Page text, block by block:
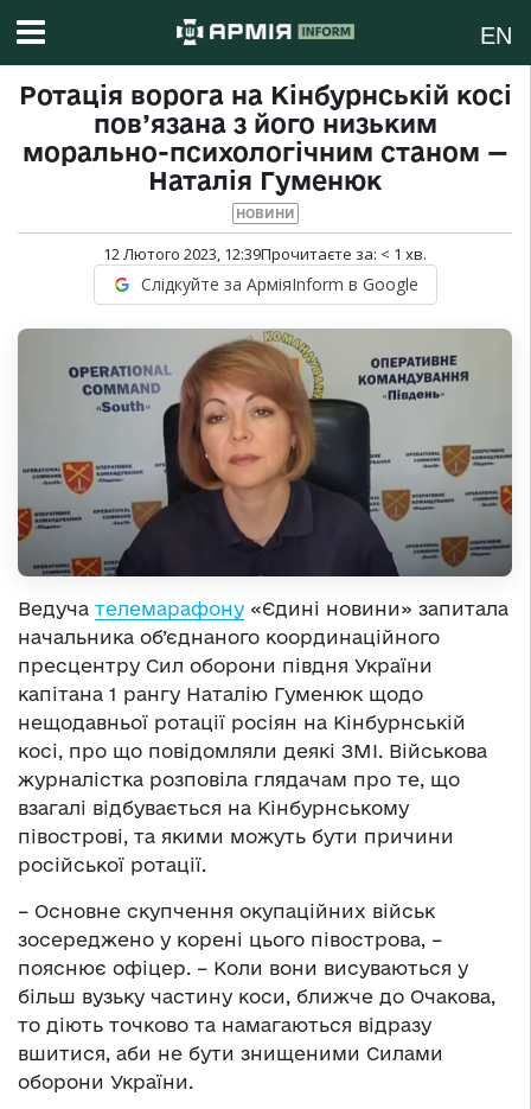
EN
Ротація ворога на Кінбурнській косі
пов’язана з його низьким
морально-психологічним станом —
Наталія Гуменюк
НОВИНИ
12 Лютого 2023, 12:39Прочитаєте за: < 1 хв.
Слідкуйте за АрміяInform в Google
Ведуча телемарафону «Єдині новини» запитала
начальника об’єднаного координаційного
пресцентру Сил оборони півдня України
капітана 1 рангу Наталію Гуменюк щодо
нещодавньої ротації росіян на Кінбурнській
косі, про що повідомляли деякі ЗМІ. Військова
журналістка розповіла глядачам про те, що
взагалі відбувається на Кінбурнському
півострові, та якими можуть бути причини
російської ротації.
– Основне скупчення окупаційних військ
зосереджено у корені цього півострова, –
пояснює офіцер. – Коли вони висуваються у
більш вузьку частину коси, ближче до Очакова,
то діють точково та намагаються відразу
вшитися, аби не бути знищеними Силами
оборони України.